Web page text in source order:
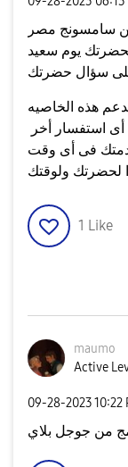
سامسونج مصر
يوم سعيد
هذه الخاصيه
استفسار أخر
فى أى وقت
لحضرتك ولوقتك
1 Like
maumo
Active
‎09-28-202310:22
من جوجل بلاي